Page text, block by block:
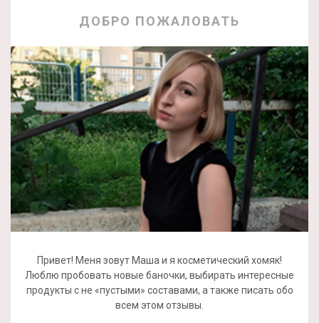
ДОБРО ПОЖАЛОВАТЬ
Привет! Меня зовут Маша и я косметический хомяк!
Люблю пробовать новые баночки, выбирать интересные
продукты с не «пустыми» составами, а также писать обо
всем этом отзывы.